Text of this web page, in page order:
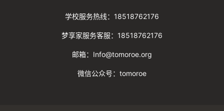
学校服务热线：18518762176
梦享家服务客服：18518762176
邮箱：Info@tomoroe.org
微信公众号：tomoroe